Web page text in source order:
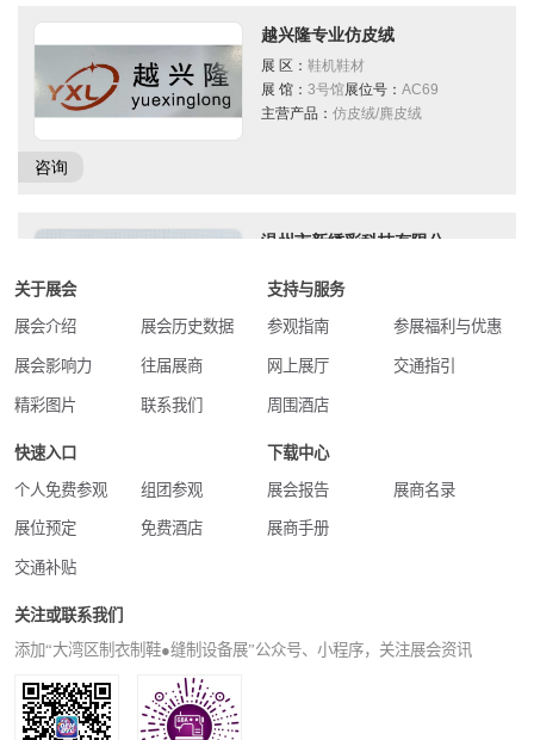
关于展会
展会介绍 展会历史数据
展会影响力 往届展商
精彩图片 联系我们
支持与服务
参观指南 参展福利与优惠
网上展厅 交通指引
周围酒店
快速入口
个人免费参观 组团参观
展位预定 免费酒店
交通补贴
下载中心
展会报告 展商名录
展商手册
关注或联系我们
添加“大湾区制衣制鞋●缝制设备展”公众号、小程序，关注展会资讯